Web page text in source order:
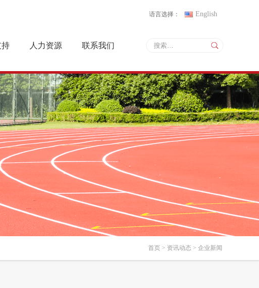
持 人力资源 联系我们
语言选择： English
人才战略
招聘信息
联系方式
地图导航
首页 > 资讯动态 > 企业新闻